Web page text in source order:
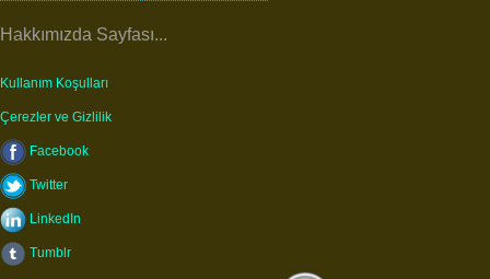
Hakkımızda Sayfası...
Kullanım Koşulları
Çerezler ve Gizlilik
Facebook
Twitter
LinkedIn
Tumblr